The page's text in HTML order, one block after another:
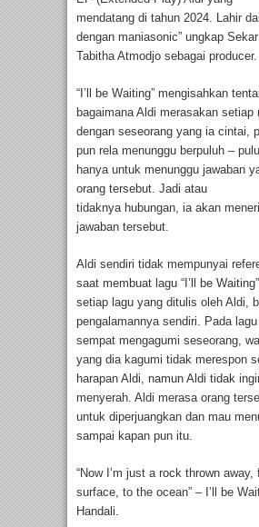
mendatang di tahun 2024. Lahir
dengan maniasonic” ungkap
Tabitha Atmodjo sebagai producer.
“I’ll be Waiting” mengisahkan
bagaimana Aldi merasakan setiap
dengan seseorang yang ia cintai,
pun rela menunggu berpuluh –
hanya untuk menunggu jawaban
orang tersebut. Jadi atau
tidaknya hubungan, ia akan
jawaban tersebut.
Aldi sendiri tidak mempunyai
saat membuat lagu “I’ll be
setiap lagu yang ditulis oleh Aldi,
pengalamannya sendiri. Pada
sempat mengagumi seseorang,
yang dia kagumi tidak merespon
harapan Aldi, namun Aldi tidak
menyerah. Aldi merasa orang
untuk diperjuangkan dan mau
sampai kapan pun itu.
“Now I’m just a rock thrown away,
surface, to the ocean” – I’ll be
Handali.